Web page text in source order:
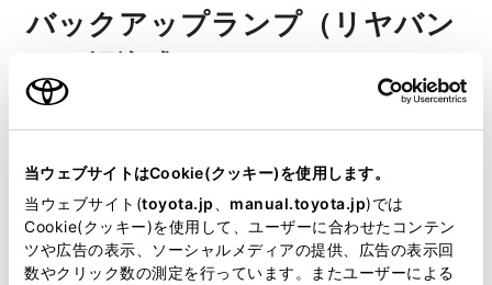
当ウェブサイトはCookie(クッキー)を使用します。
当ウェブサイト(toyota.jp manual.toyota.jp)では
Cookie(クッキー)を使用して、ユーザーに合わせたコンテン
ツや広告の表示、ソーシャルメディアの提供、広告の表示回
数やクリック数の測定を行っています。またユーザーによる
バックアップランプ（リヤバン
明るいLEDで、しっかりと注意喚起。
サイドターンランプ、バックランプ
にもLEDを採用。消費電力の低減に寄